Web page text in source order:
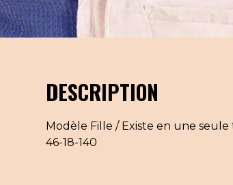
DESCRIPTION
Modèle Fille / Existe en une seule
46-18-140